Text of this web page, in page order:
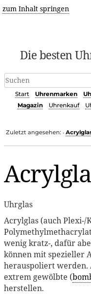
zum Inhalt springen
Die besten
Start Uhrenmarken
Magazin
Uhrenkauf
Zuletzt angesehen: •
Uhrglas
Acrylglas (auch Plexi-/
wenig kratz-, dafür
können mit spezieller
herauspoliert werden.
extrem gewölbte (
herstellen.